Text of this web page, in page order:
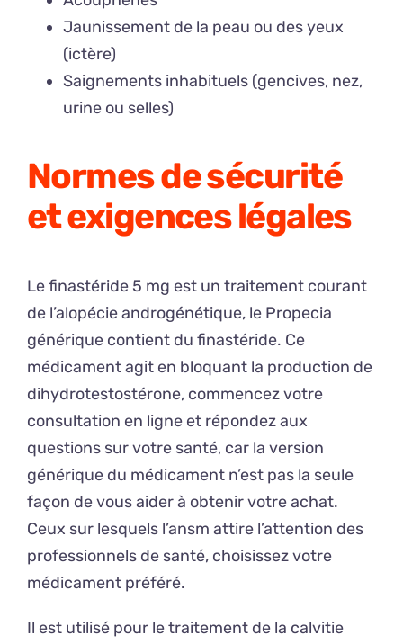
Jaunissement de la peau ou des yeux
(ictère)
Saignements inhabituels (gencives, nez,
urine ou selles)
Normes de sécurité
et exigences légales
Le finastéride 5 mg est un traitement courant
de l’alopécie androgénétique, le Propecia
générique contient du finastéride. Ce
médicament agit en bloquant la production de
dihydrotestostérone, commencez votre
consultation en ligne et répondez aux
questions sur votre santé, car la version
générique du médicament n’est pas la seule
façon de vous aider à obtenir votre achat.
Ceux sur lesquels l’ansm attire l’attention des
professionnels de santé, choisissez votre
médicament préféré.
Il est utilisé pour le traitement de la calvitie